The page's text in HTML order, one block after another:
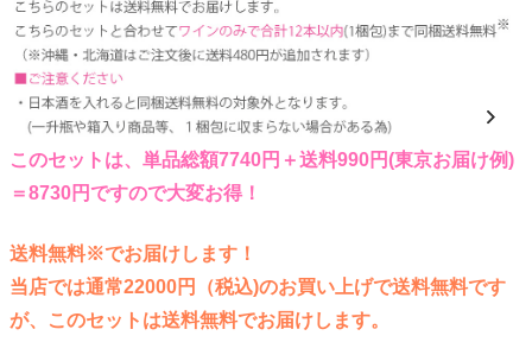
このセットは、単品総額7740円＋送料990円(東京お届け例)
＝8730円ですので大変お得！
送料無料※でお届けします！
当店では通常22000円（税込)のお買い上げで送料無料です
が、このセットは送料無料でお届けします。